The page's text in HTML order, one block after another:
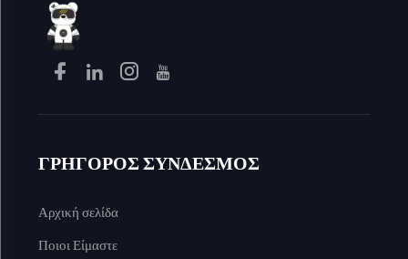
ΓΡΗΓΟΡΟΣ ΣΥΝΔΕΣΜΟΣ
Αρχική σελίδα
Ποιοι Είμαστε